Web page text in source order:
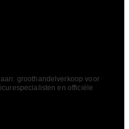
groothandelverkoop voor
en officiële